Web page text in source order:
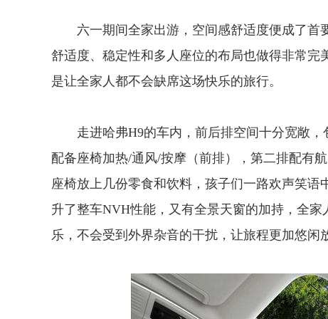
六一期间全家出游，空间感舒适度便成了
舒适度、稳定性和多人座位的布局也做得非常
是让全家人都不会缺席这场快乐的旅行。
走进哈弗H9的车内，前后排空间十分宽敞
配备座椅加热/通风/按摩（前排），第二排配有
座椅放上几份零食和饮料，孩子们一路欢声笑
升了整车NVH性能，又有全景天窗的加持，全
乐，不会受到外界杂音的干扰，让旅程更加悠闲